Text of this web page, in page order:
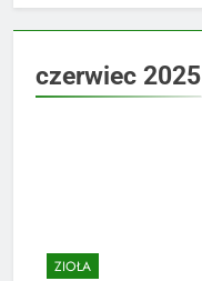
czerwiec 2025
ZIOŁA